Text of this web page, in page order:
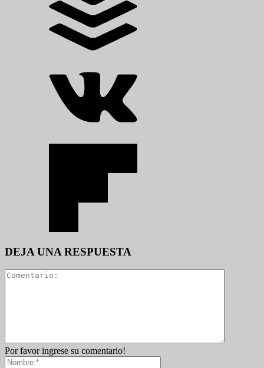
DEJA UNA RESPUESTA
Por favor ingrese su comentario!